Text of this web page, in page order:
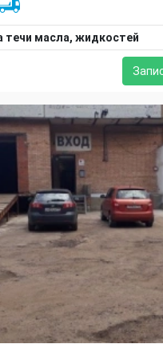
течи масла, жидкостей